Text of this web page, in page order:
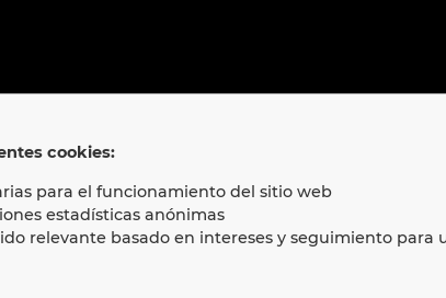
cookies:
para el funcionamiento del sitio web
estadísticas anónimas
relevante basado en intereses y seguimiento para